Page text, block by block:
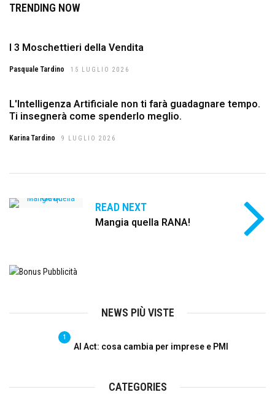
TRENDING NOW
I 3 Moschettieri della Vendita
Pasquale Tardino 15 LUGLIO 2026
L'Intelligenza Artificiale non ti farà guadagnare tempo.
Ti insegnerà come spenderlo meglio.
Karina Tardino 9 LUGLIO 2026
READ NEXT
Mangia quella RANA!
NEWS PIÙ VISTE
1
AI Act: cosa cambia per imprese e PMI
CATEGORIES